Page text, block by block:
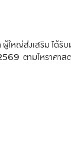
ผู้ใหญ่ส่งเสริม ได้
ตามโหราศาส